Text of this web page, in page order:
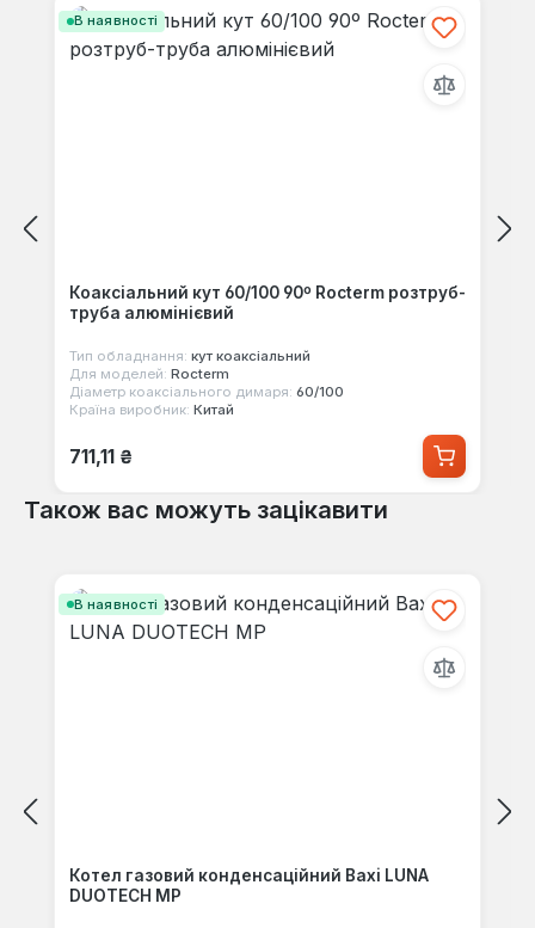
В наявності
Коаксіальний кут 60/100 90º Rocterm розтруб-
труба алюмінієвий
Тип обладнання: кут коаксіальний
Для моделей: Rocterm
Діаметр коаксіального димаря: 60/100
Країна виробник: Китай
Звичайна ціна:
711,11 ₴
Також вас можуть зацікавити
В наявності
Котел газовий конденсаційний Baxi LUNA
DUOTECH MP